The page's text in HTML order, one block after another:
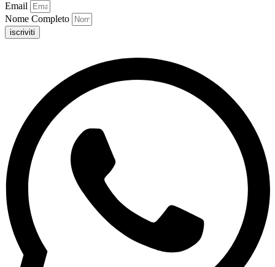
Email
Nome Completo
iscriviti